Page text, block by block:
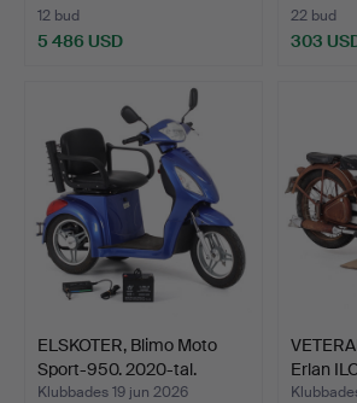
12 bud
5 486 USD
22 bud
303
ELSKOTER, Blimo Moto
Sport-950. 2020-tal.
Klubbades 19 jun 2026
Erlan